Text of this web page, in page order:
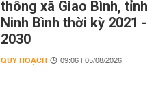
thông xã Giao Bình, tỉnh
Ninh Bình thời kỳ 2021 -
2030
QUY HOẠCH 09:06 | 05/08/2026